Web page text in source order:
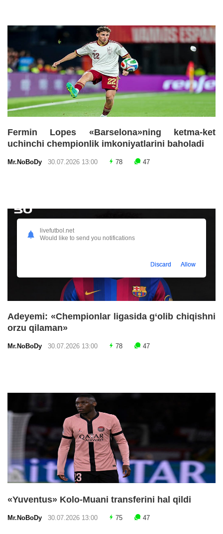
Fermin Lopes «Barselona»ning ketma-ket
uchinchi chempionlik imkoniyatlarini baholadi
Mr.NoBoDy 30.07.2026 13:00 78 47
Adeyemi: «Chempionlar ligasida g‘olib chiqishni
orzu qilaman»
Mr.NoBoDy 30.07.2026 13:00 78 47
«Yuventus» Kolo-Muani transferini hal qildi
Mr.NoBoDy 30.07.2026 13:00 75 47
livefutbol.net
Would like to send you notifications
Discard Allow